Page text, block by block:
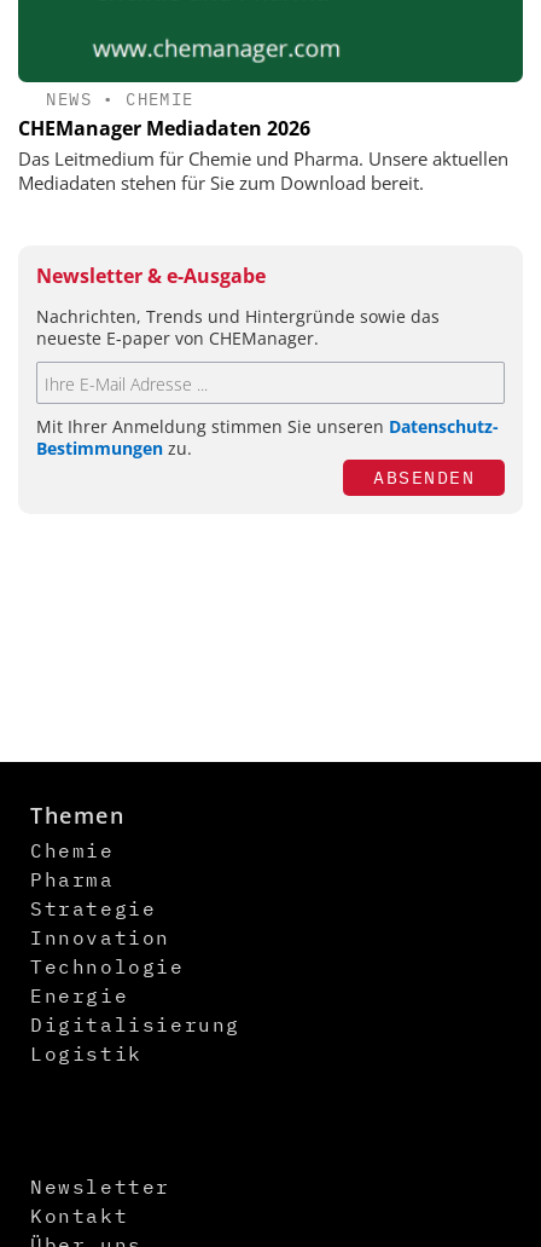
NEWS • CHEMIE
CHEManager Mediadaten 2026
Das Leitmedium für Chemie und Pharma. Unsere aktuellen
Mediadaten stehen für Sie zum Download bereit.
Newsletter & e-Ausgabe
Nachrichten, Trends und Hintergründe sowie das
neueste E-paper von CHEManager.
Mit Ihrer Anmeldung stimmen Sie unseren Datenschutz-
Bestimmungen zu.
ABSENDEN
Themen
Chemie
Pharma
Strategie
Innovation
Technologie
Energie
Digitalisierung
Logistik
Newsletter
Kontakt